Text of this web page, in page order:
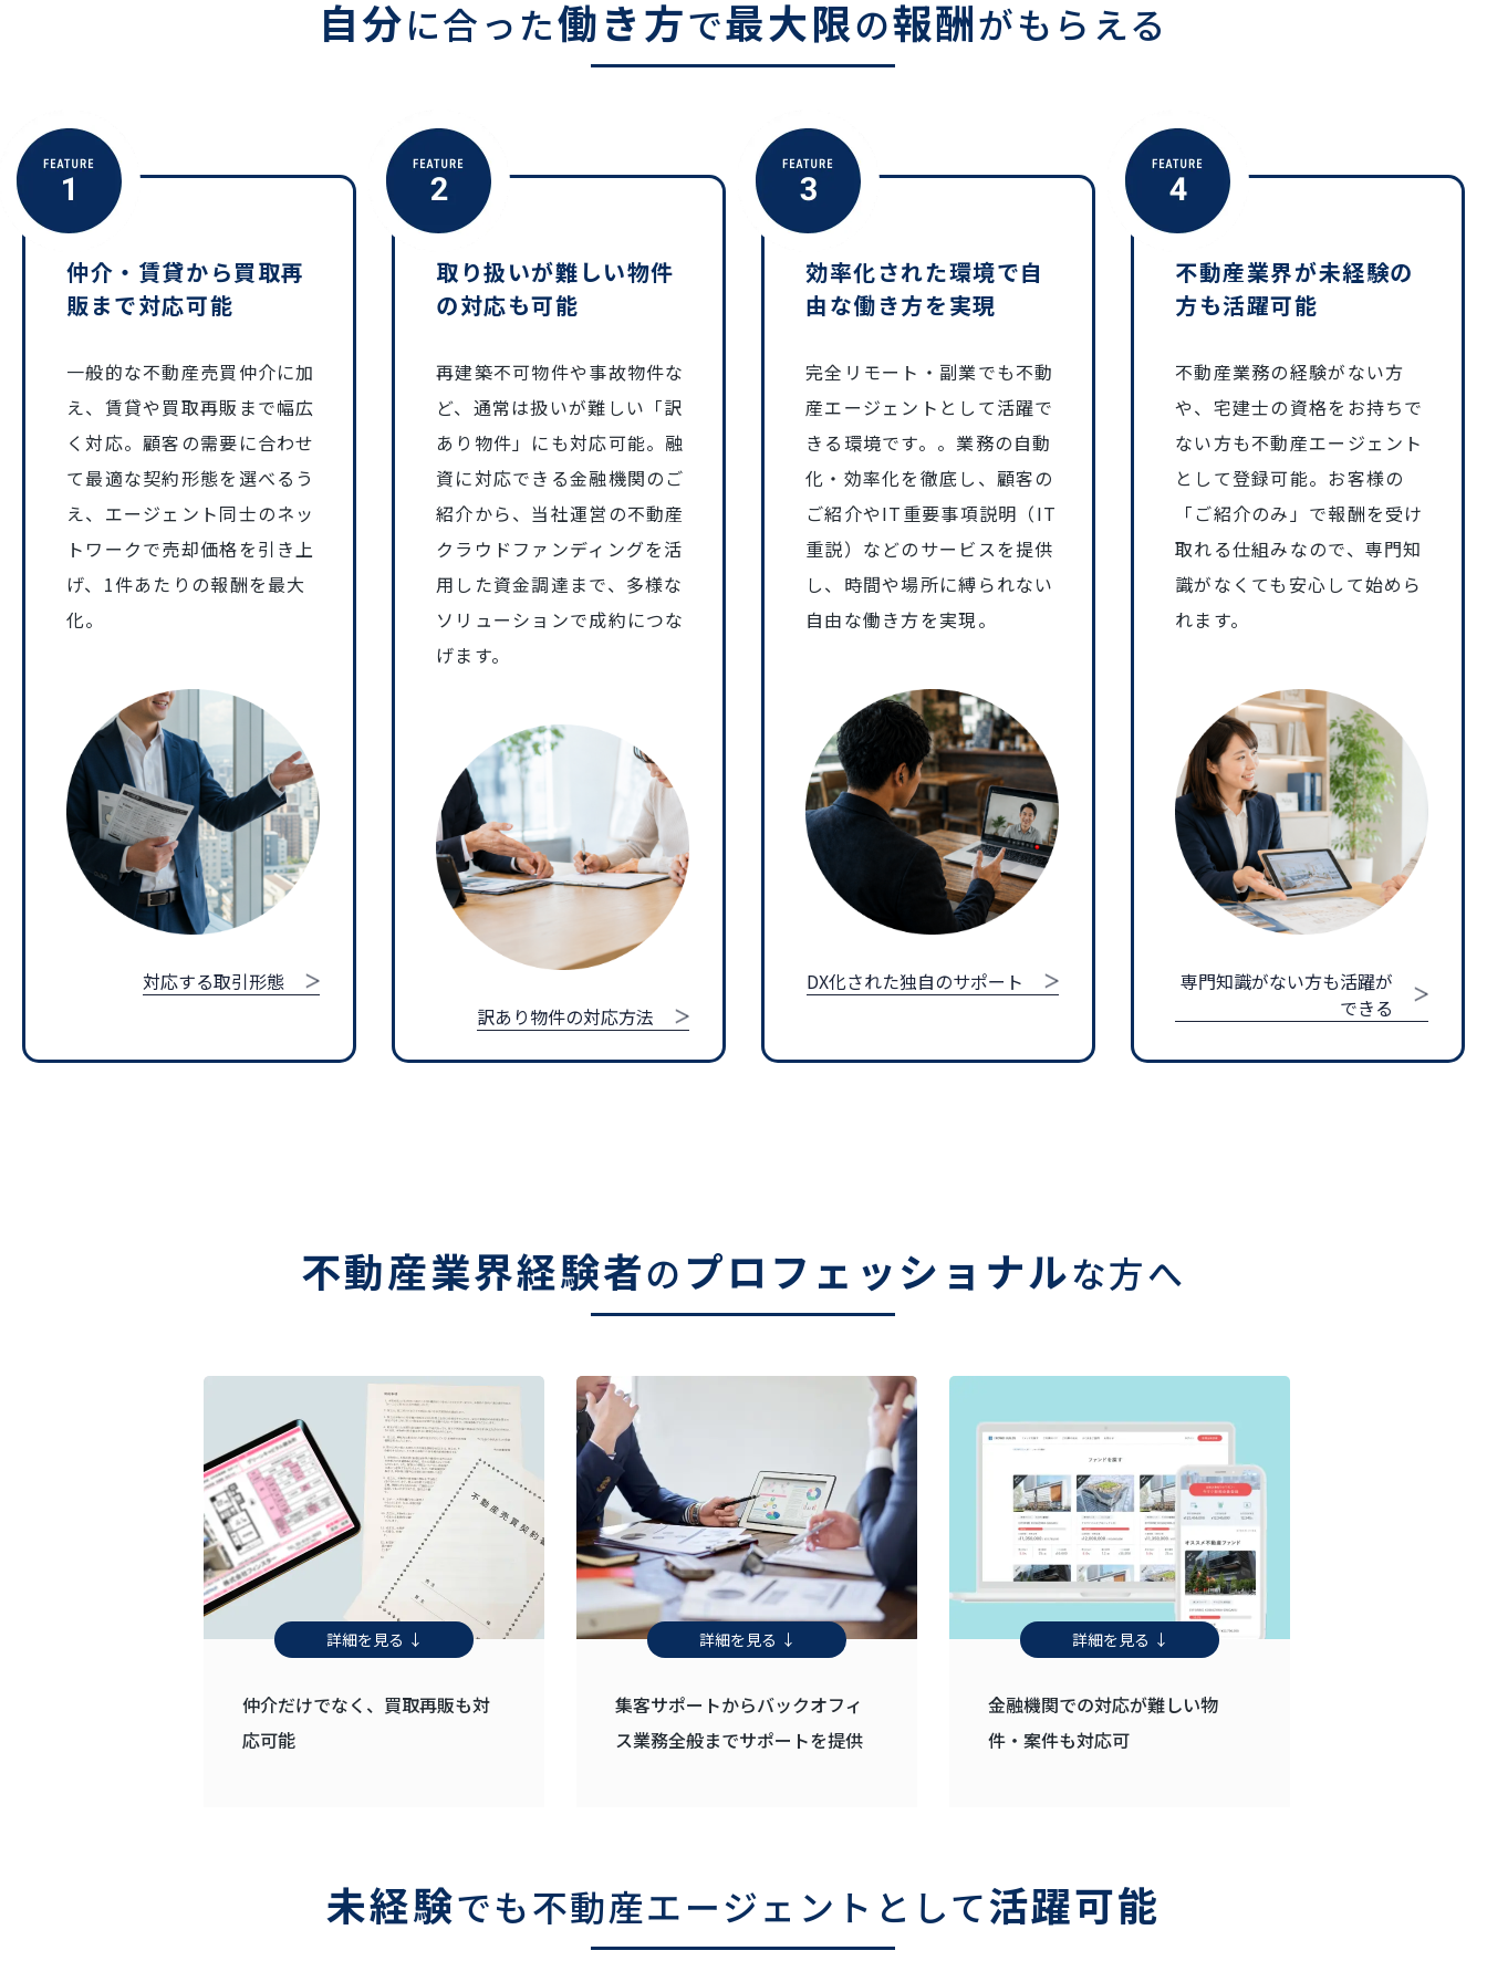
自分に合った働き方で最大限の報酬がもらえる
仲介・賃貸から買取再
販まで対応可能
一般的な不動産売買仲介に加
え、賃貸や買取再販まで幅広
く対応。顧客の需要に合わせ
て最適な契約形態を選べるう
え、エージェント同士のネッ
トワークで売却価格を引き上
げ、1件あたりの報酬を最大
化。
対応する取引形態
取り扱いが難しい物件
の対応も可能
再建築不可物件や事故物件な
ど、通常は扱いが難しい「訳
あり物件」にも対応可能。融
資に対応できる金融機関のご
紹介から、当社運営の不動産
クラウドファンディングを活
用した資金調達まで、多様な
ソリューションで成約につな
げます。
訳あり物件の対応方法
効率化された環境で自
由な働き方を実現
完全リモート・副業でも不動
産エージェントとして活躍で
きる環境です。。業務の自動
化・効率化を徹底し、顧客の
ご紹介やIT重要事項説明（IT
重説）などのサービスを提供
し、時間や場所に縛られない
自由な働き方を実現。
DX化された独自のサポート
不動産業界が未経験の
方も活躍可能
不動産業務の経験がない方
や、宅建士の資格をお持ちで
ない方も不動産エージェント
として登録可能。お客様の
「ご紹介のみ」で報酬を受け
取れる仕組みなので、専門知
識がなくても安心して始めら
れます。
専門知識がない方も活躍が
できる
不動産業界経験者のプロフェッショナルな方へ
詳細を見る ↓
仲介だけでなく、買取再販も対
応可能
詳細を見る ↓
集客サポートからバックオフィ
ス業務全般までサポートを提供
詳細を見る ↓
金融機関での対応が難しい物
件・案件も対応可
未経験でも不動産エージェントとして活躍可能